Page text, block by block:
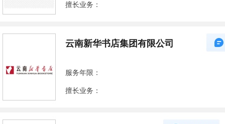
擅长业务：
云南新华书店集团有限公司
服务年限：
擅长业务：